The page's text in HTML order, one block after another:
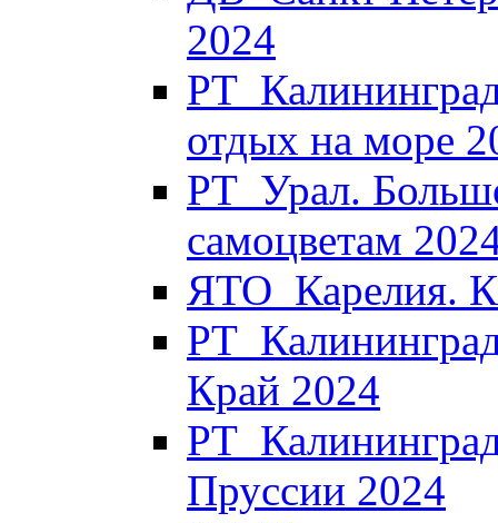
2024
отдых на море
РТ_Урал.
самоцветам
ЯТО_Карелия.
Край 2024
Пруссии 2024